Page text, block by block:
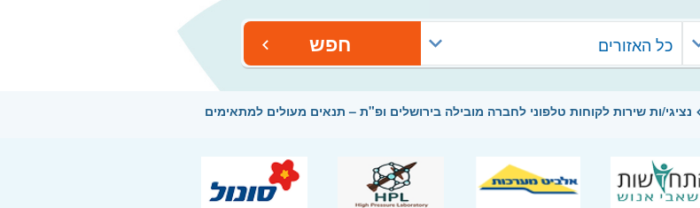
כל האזורים חפש
נציגי/ות שירות לקוחות טלפוני לחברה מובילה בירושלים ופ"ת – תנאים מעולים למתאימים